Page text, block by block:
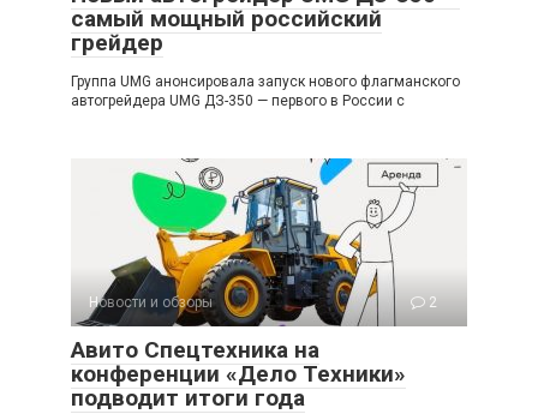
самый мощный российский
грейдер
Группа UMG анонсировала запуск нового флагманского
автогрейдера UMG ДЗ-350 — первого в России с
Новости и обзоры 2
Авито Спецтехника на
конференции «Дело Техники»
подводит итоги года